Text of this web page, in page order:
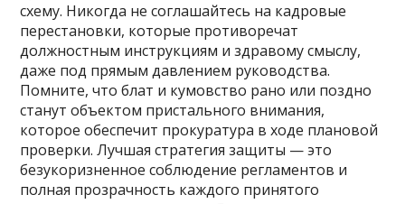
схему. Никогда не соглашайтесь на кадровые
перестановки, которые противоречат
должностным инструкциям и здравому смыслу,
даже под прямым давлением руководства.
Помните, что блат и кумовство рано или поздно
станут объектом пристального внимания,
которое обеспечит прокуратура в ходе плановой
проверки. Лучшая стратегия защиты — это
безукоризненное соблюдение регламентов и
полная прозрачность каждого принятого